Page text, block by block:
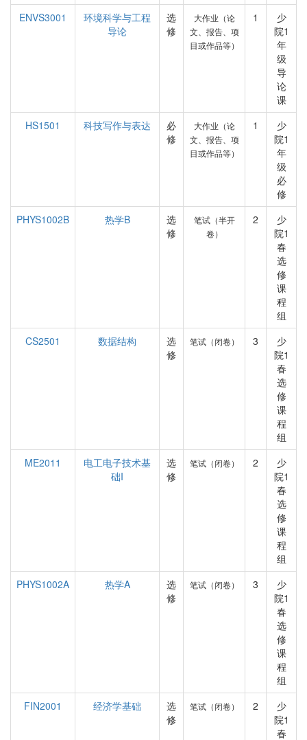
ENVS3001
环境科学与工程
导论
选
修
大作业（论
文、报告、项
目或作品等）
1
少
院1
年
级
导
论
课
HS1501
科技写作与表达
必
修
大作业（论
文、报告、项
目或作品等）
1
少
院1
年
级
必
修
PHYS1002B
热学B
选
修
笔试（半开
卷）
2
少
院1
春
选
修
课
程
组
CS2501
数据结构
选
修
笔试（闭卷） 3
少
院1
春
选
修
课
程
组
ME2011
电工电子技术基
础I
选
修
笔试（闭卷） 2
少
院1
春
选
修
课
程
组
PHYS1002A
热学A
选
修
笔试（闭卷） 3
少
院1
春
选
修
课
程
组
FIN2001
经济学基础
选
修
笔试（闭卷） 2
少
院1
春